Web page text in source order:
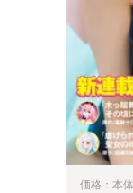
価格：本